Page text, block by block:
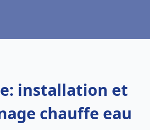
installation et
chauffe eau